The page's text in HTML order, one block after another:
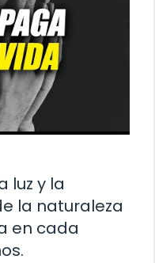
luz y la
la naturaleza
en cada